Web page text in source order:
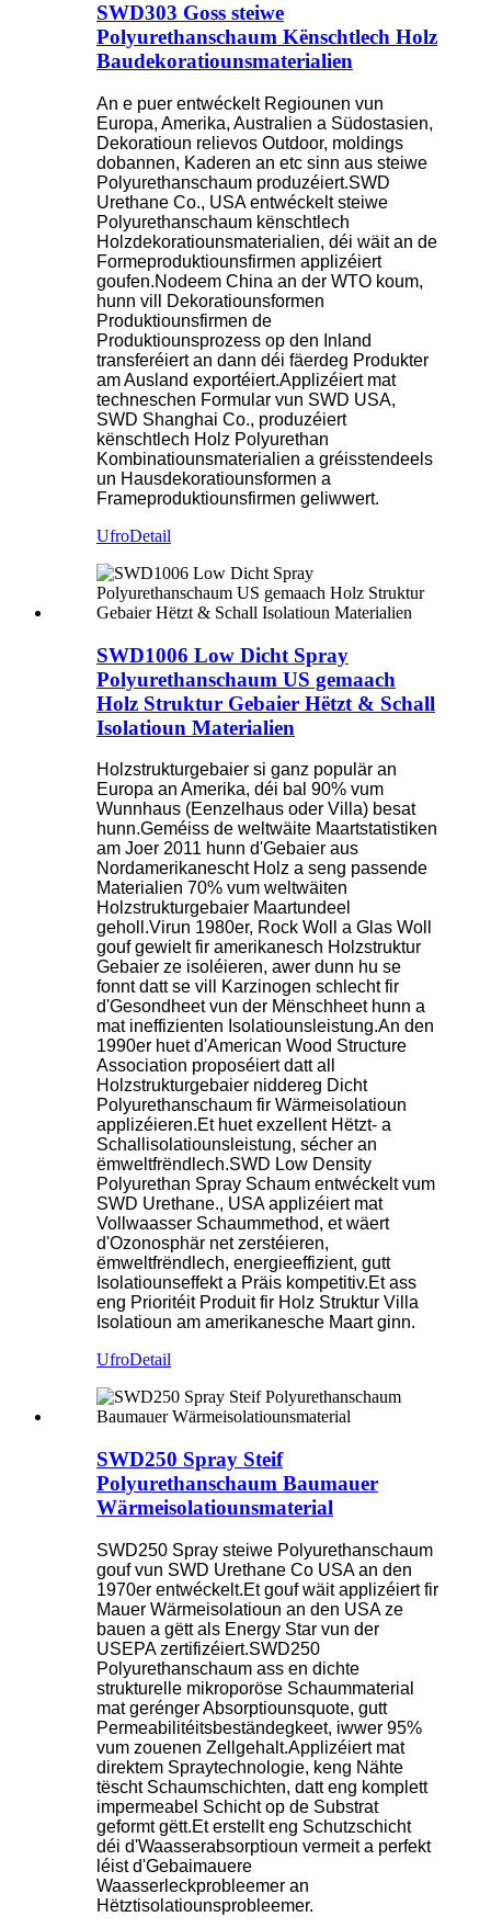
SWD303 Goss steiwe
Polyurethanschaum Kënschtlech Holz
Baudekoratiounsmaterialien
An e puer entwéckelt Regiounen vun
Europa, Amerika, Australien a Südostasien,
Dekoratioun relievos Outdoor, moldings
dobannen, Kaderen an etc sinn aus steiwe
Polyurethanschaum produzéiert.SWD
Urethane Co., USA entwéckelt steiwe
Polyurethanschaum kënschtlech
Holzdekoratiounsmaterialien, déi wäit an de
Formeproduktiounsfirmen applizéiert
goufen.Nodeem China an der WTO koum,
hunn vill Dekoratiounsformen
Produktiounsfirmen de
Produktiounsprozess op den Inland
transferéiert an dann déi fäerdeg Produkter
am Ausland exportéiert.Applizéiert mat
techneschen Formular vun SWD USA,
SWD Shanghai Co., produzéiert
kënschtlech Holz Polyurethan
Kombinatiounsmaterialien a gréisstendeels
un Hausdekoratiounsformen a
Frameproduktiounsfirmen geliwwert.
UfroDetail
SWD1006 Low Dicht Spray
Polyurethanschaum US gemaach
Holz Struktur Gebaier Hëtzt & Schall
Isolatioun Materialien
Holzstrukturgebaier si ganz populär an
Europa an Amerika, déi bal 90% vum
Wunnhaus (Eenzelhaus oder Villa) besat
hunn.Geméiss de weltwäite Maartstatistiken
am Joer 2011 hunn d'Gebaier aus
Nordamerikanescht Holz a seng passende
Materialien 70% vum weltwäiten
Holzstrukturgebaier Maartundeel
geholl.Virun 1980er, Rock Woll a Glas Woll
gouf gewielt fir amerikanesch Holzstruktur
Gebaier ze isoléieren, awer dunn hu se
fonnt datt se vill Karzinogen schlecht fir
d'Gesondheet vun der Mënschheet hunn a
mat ineffizienten Isolatiounsleistung.An den
1990er huet d'American Wood Structure
Association proposéiert datt all
Holzstrukturgebaier niddereg Dicht
Polyurethanschaum fir Wärmeisolatioun
applizéieren.Et huet exzellent Hëtzt- a
Schallisolatiounsleistung, sécher an
ëmweltfrëndlech.SWD Low Density
Polyurethan Spray Schaum entwéckelt vum
SWD Urethane., USA applizéiert mat
Vollwaasser Schaummethod, et wäert
d'Ozonosphär net zerstéieren,
ëmweltfrëndlech, energieeffizient, gutt
Isolatiounseffekt a Präis kompetitiv.Et ass
eng Prioritéit Produit fir Holz Struktur Villa
Isolatioun am amerikanesche Maart ginn.
UfroDetail
SWD250 Spray Steif
Polyurethanschaum Baumauer
Wärmeisolatiounsmaterial
SWD250 Spray steiwe Polyurethanschaum
gouf vun SWD Urethane Co USA an den
1970er entwéckelt.Et gouf wäit applizéiert fir
Mauer Wärmeisolatioun an den USA ze
bauen a gëtt als Energy Star vun der
USEPA zertifizéiert.SWD250
Polyurethanschaum ass en dichte
strukturelle mikroporöse Schaummaterial
mat gerénger Absorptiounsquote, gutt
Permeabilitéitsbeständegkeet, iwwer 95%
vum zouenen Zellgehalt.Applizéiert mat
direktem Spraytechnologie, keng Nähte
tëscht Schaumschichten, datt eng komplett
impermeabel Schicht op de Substrat
geformt gëtt.Et erstellt eng Schutzschicht
déi d'Waasserabsorptioun vermeit a perfekt
léist d'Gebaimauere
Waasserleckprobleemer an
Hëtztisolatiounsprobleemer.